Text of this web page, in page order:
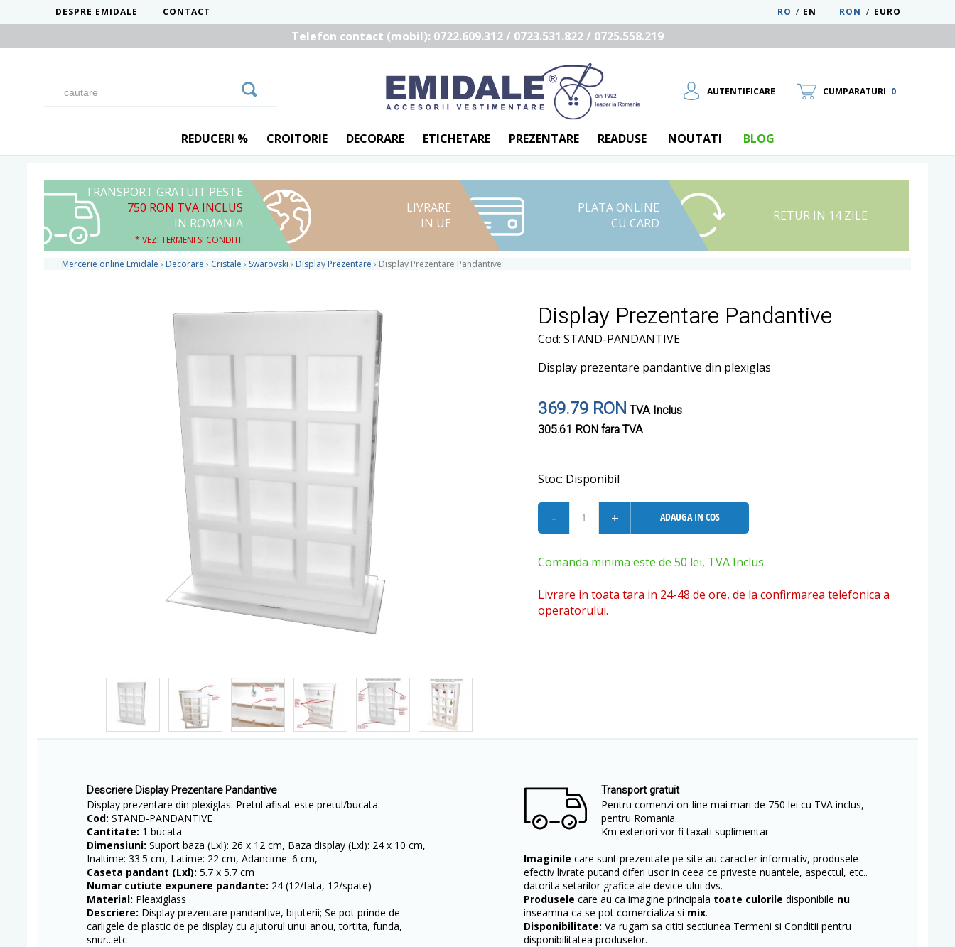
DESPRE EMIDALE CONTACT RON / EURO
EN
/
RO
Telefon contact (mobil): 0722.609.312 / 0723.531.822 / 0725.558.219
AUTENTIFICARE
UTILIZATOR NOU
RECUPEREAZA PAROLA
CUMPARATURI 0
REDUCERI % CROITORIE DECORARE ETICHETARE PREZENTARE READUSE NOUTATI BLOG
TRANSPORT GRATUIT PESTE
750 RON TVA INCLUS
IN ROMANIA
* VEZI TERMENI SI CONDITII
LIVRARE
IN UE
PLATA ONLINE
CU CARD
RETUR IN 14 ZILE
Mercerie online Emidale › Decorare › Cristale › Swarovski › Display Prezentare › Display Prezentare Pandantive
Display Prezentare Pandantive
Cod: STAND-PANDANTIVE
Display prezentare pandantive din plexiglas
369.79 RON TVA Inclus
305.61 RONfara TVA
Stoc: Disponibil
- + ADAUGA IN COS
Comanda minima este de 50 lei, TVA Inclus.
Livrare in toata tara in 24-48 de ore, de la confirmarea telefonica a
operatorului.
Descriere Display Prezentare Pandantive
Display prezentare din plexiglas. Pretul afisat este pretul/bucata.
Cod: STAND-PANDANTIVE
Cantitate: 1 bucata
Dimensiuni: Suport baza (Lxl): 26 x 12 cm, Baza display (Lxl): 24 x 10 cm,
Inaltime: 33.5 cm, Latime: 22 cm, Adancime: 6 cm,
Caseta pandant (Lxl): 5.7 x 5.7 cm
Numar cutiute expunere pandante: 24 (12/fata, 12/spate)
Material: Pleaxiglass
Descriere: Display prezentare pandantive, bijuterii; Se pot prinde de
carligele de plastic de pe display cu ajutorul unui anou, tortita, funda,
snur...etc
Transport gratuit
Pentru comenzi on-line mai mari de 750 lei cu TVA inclus,
pentru Romania.
Km exteriori vor fi taxati suplimentar.
Imaginile care sunt prezentate pe site au caracter informativ, produsele
efectiv livrate putand diferi usor in ceea ce priveste nuantele, aspectul, etc..
datorita setarilor grafice ale device-ului dvs.
Produsele care au ca imagine principala toate culorile disponibile nu
inseamna ca se pot comercializa si mix.
Disponibilitate: Va rugam sa cititi sectiunea Termeni si Conditii pentru
disponibilitatea produselor.